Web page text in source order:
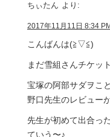
ちぃたん より:
2017年11月11日 8:34 PM
こんばんは(≧▽≦)
まだ雪組さんチケッ
宝塚の阿部サダヲこ
野口先生のレビュー
先生が初めて出合っ
ていう〜♪